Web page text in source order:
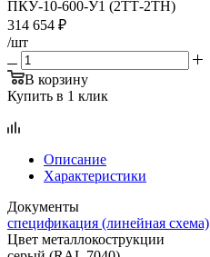
ПКУ-10-600-У1 (2ТТ-2ТН)
314 654 ₽
/шт
В корзину
Купить в 1 клик
Описание
Характеристики
Документы
спецификация (линейная схема)
Цвет металлокострукции